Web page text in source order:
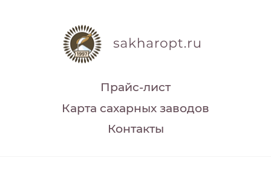
Прайс-лист
Карта сахарных заводов
Контакты